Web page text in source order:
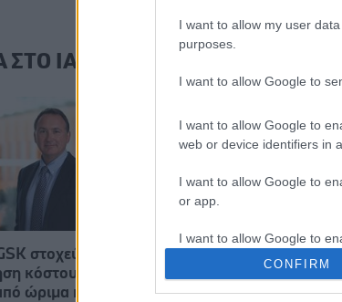
I want to allow my user
purposes.
I want to allow Google to
I want to allow Google to
web or device identifiers in
I want to allow Google to
or app.
I want to allow Google to
I want to allow Google to
CONFIRM
IATRONET.GR
στοχεύει σε
κόστους 2,5 δισ.
ώριμα προϊόντα,
θεωρούνται
πέρασμα του χρόνου